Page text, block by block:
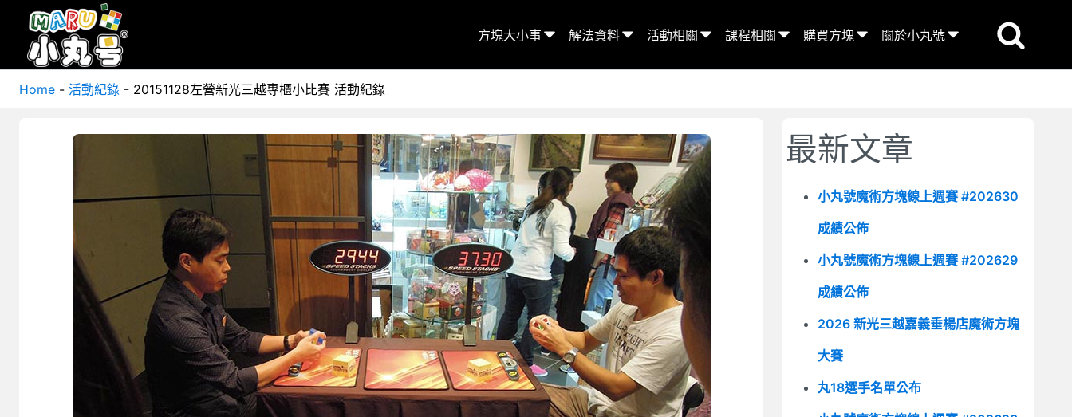
方塊大小事 解法資料 活動相關 課程相關 購買方塊 關於小丸號
Home - 活動紀錄 - 20151128左營新光三越專櫃小比賽 活動紀錄
最新文章
小丸號魔術方塊線上週賽 #202630
成績公佈
小丸號魔術方塊線上週賽 #202629
成績公佈
2026 新光三越嘉義垂楊店魔術方塊
大賽
丸18選手名單公布